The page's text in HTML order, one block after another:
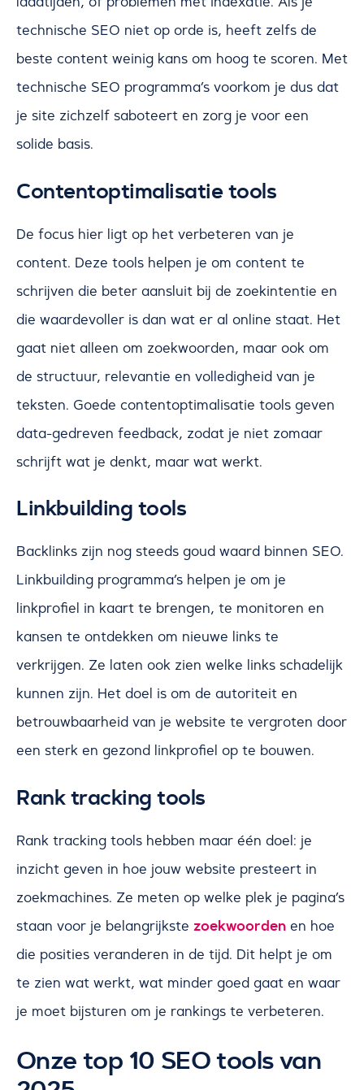
technische SEO niet op orde is, heeft zelfs de
beste content weinig kans om hoog te scoren. Met
technische SEO programma’s voorkom je dus dat
je site zichzelf saboteert en zorg je voor een
solide basis.
Contentoptimalisatie tools
De focus hier ligt op het verbeteren van je
content. Deze tools helpen je om content te
schrijven die beter aansluit bij de zoekintentie en
die waardevoller is dan wat er al online staat. Het
gaat niet alleen om zoekwoorden, maar ook om
de structuur, relevantie en volledigheid van je
teksten. Goede contentoptimalisatie tools geven
data-gedreven feedback, zodat je niet zomaar
schrijft wat je denkt, maar wat werkt.
Linkbuilding tools
Backlinks zijn nog steeds goud waard binnen SEO.
Linkbuilding programma’s helpen je om je
linkprofiel in kaart te brengen, te monitoren en
kansen te ontdekken om nieuwe links te
verkrijgen. Ze laten ook zien welke links schadelijk
kunnen zijn. Het doel is om de autoriteit en
betrouwbaarheid van je website te vergroten door
een sterk en gezond linkprofiel op te bouwen.
Rank tracking tools
Rank tracking tools hebben maar één doel: je
inzicht geven in hoe jouw website presteert in
zoekmachines. Ze meten op welke plek je pagina’s
staan voor je belangrijkste zoekwoorden en hoe
die posities veranderen in de tijd. Dit helpt je om
te zien wat werkt, wat minder goed gaat en waar
je moet bijsturen om je rankings te verbeteren.
Onze top 10 SEO tools van